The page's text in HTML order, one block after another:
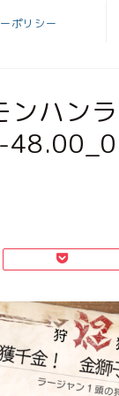
ポリシー
ハン